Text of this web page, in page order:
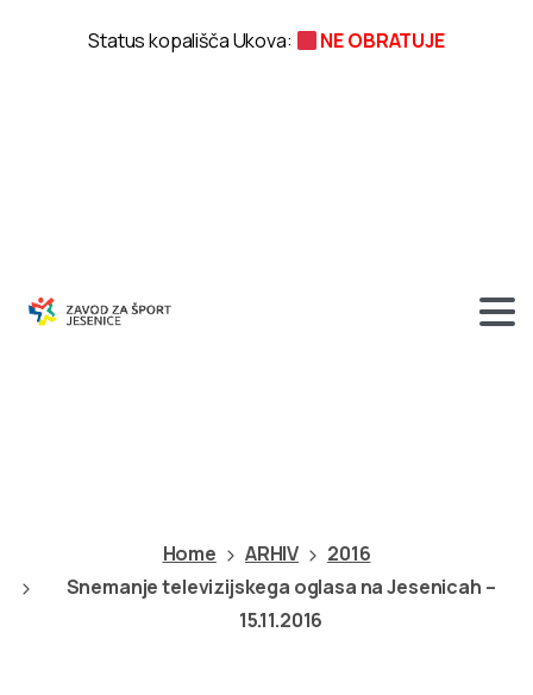
Home ARHIV
2016
Snemanje televizijskega oglasa na Jesenicah –
15.11.2016
Status kopališča Ukova: NE OBRATUJE